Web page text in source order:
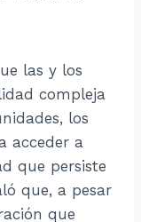
las y los
compleja
los
acceder a
que persiste
que, a pesar
que